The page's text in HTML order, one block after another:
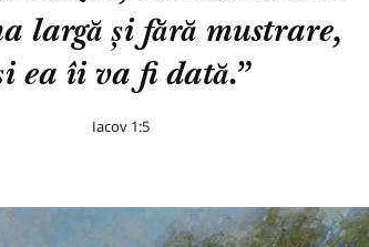
largă și fără mustrare,
ea îi va fi dată.”
Iacov 1:5